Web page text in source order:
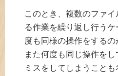
このとき、複数のファ
る作業を繰り返し行う
度も同様の操作をするの
また何度も同じ操作を
ミスをしてしまうこと